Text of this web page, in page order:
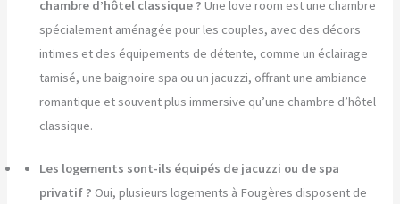
chambre d’hôtel classique ? Une love room est une chambre
spécialement aménagée pour les couples, avec des décors
intimes et des équipements de détente, comme un éclairage
tamisé, une baignoire spa ou un jacuzzi, offrant une ambiance
romantique et souvent plus immersive qu’une chambre d’hôtel
classique.
Les logements sont-ils équipés de jacuzzi ou de spa
privatif ? Oui, plusieurs logements à Fougères disposent de